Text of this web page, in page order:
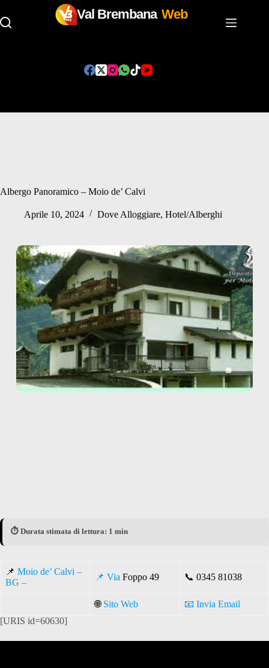
Val Brembana Web
Albergo Panoramico – Moio de’ Calvi
Aprile 10, 2024 Dove Alloggiare, Hotel/Alberghi
⏱️ Durata stimata di lettura: 1 min
📌 Moio de’ Calvi –
BG –
📌 Via Foppo 49 📞 0345 81038
🌐Sito Web
📧 Invia Email
[URIS id=60630]